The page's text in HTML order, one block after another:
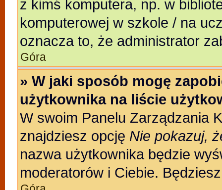
z kimś komputera, np. w
komputerowej w szkole / na
oznacza to, że administrator
Góra
» W jaki sposób mogę
użytkownika na liście
W swoim Panelu Zarządzania
znajdziesz opcję Nie pokazuj,
nazwa użytkownika będzie
moderatorów i Ciebie.